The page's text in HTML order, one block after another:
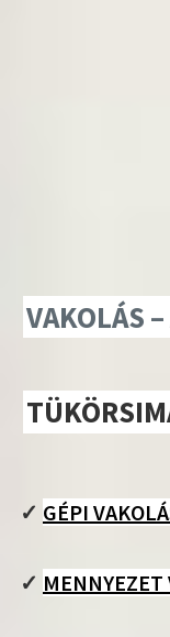
VAKOLÁS
✓ GÉPI
✓ MENNYEZET